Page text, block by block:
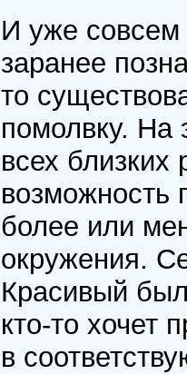
И уже
заранее
то
помолвку. На
всех близких
возможность
более или
окружения.
Красивый
кто-то хочет
в